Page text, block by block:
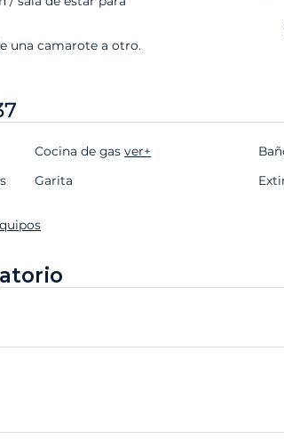
una camarote a otro.
Cocina de gasver+
Garita